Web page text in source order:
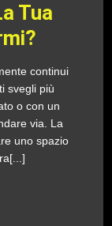
Tua
continui
svegli più
o con un
via. La
uno spazio